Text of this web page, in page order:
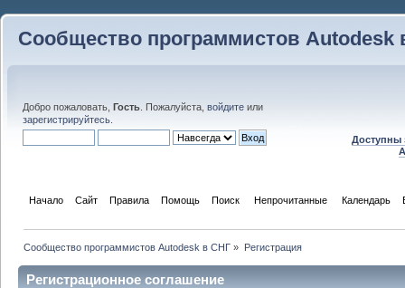
Сообщество программистов Autodesk
Добро пожаловать, Гость . Пожалуйста, войдите или
зарегистрируйтесь
Доступны
Начало Сайт Правила Помощь Поиск Непрочитанные Календарь
Сообщество программистов Autodesk в СНГ » Регистрация
Регистрационное соглашение